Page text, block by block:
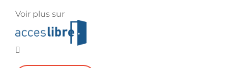
Voir plus sur